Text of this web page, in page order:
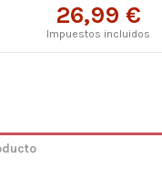
26,99 €
Impuestos incluidos